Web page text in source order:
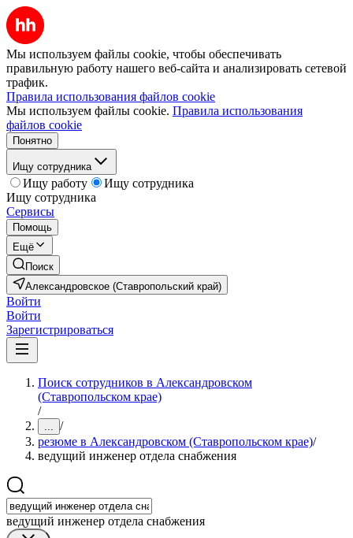
Мы используем файлы cookie, чтобы обеспечивать
правильную работу нашего веб-сайта и анализировать сетевой
трафик.
Правила использования файлов cookie
Мы используем файлы cookie. Правила использования
файлов cookie
Понятно
Ищу сотрудника
Ищу работу
Ищу сотрудника
Ищу сотрудника
Сервисы
Помощь
Ещё
Поиск
Александровское (Ставропольский край)
Войти
Войти
Зарегистрироваться
Поиск сотрудников в Александровском
(Ставропольском крае)
/
... /
резюме в Александровском (Ставропольском крае)/
ведущий инженер отдела снабжения
ведущий инженер отдела снабжения